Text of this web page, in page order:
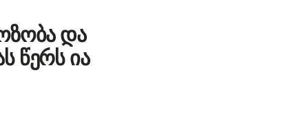
და
წერს ია